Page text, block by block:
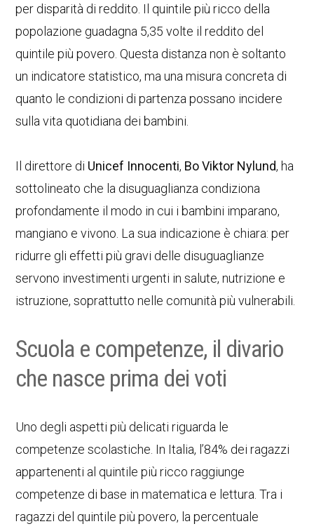
per disparità di reddito. Il quintile più ricco della
popolazione guadagna 5,35 volte il reddito del
quintile più povero. Questa distanza non è soltanto
un indicatore statistico, ma una misura concreta di
quanto le condizioni di partenza possano incidere
sulla vita quotidiana dei bambini.
Il direttore di Unicef Innocenti, Bo Viktor Nylund, ha
sottolineato che la disuguaglianza condiziona
profondamente il modo in cui i bambini imparano,
mangiano e vivono. La sua indicazione è chiara: per
ridurre gli effetti più gravi delle disuguaglianze
servono investimenti urgenti in salute, nutrizione e
istruzione, soprattutto nelle comunità più vulnerabili.
Scuola e competenze, il divario
che nasce prima dei voti
Uno degli aspetti più delicati riguarda le
competenze scolastiche. In Italia, l’84% dei ragazzi
appartenenti al quintile più ricco raggiunge
competenze di base in matematica e lettura. Tra i
ragazzi del quintile più povero, la percentuale